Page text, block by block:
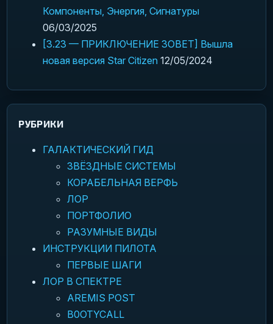
Компоненты, Энергия, Сигнатуры
06/03/2025
[3.23 — ПРИКЛЮЧЕНИЕ ЗОВЕТ] Вышла
новая версия Star Citizen 12/05/2024
РУБРИКИ
ГАЛАКТИЧЕСКИЙ ГИД
ЗВЁЗДНЫЕ СИСТЕМЫ
КОРАБЕЛЬНАЯ ВЕРФЬ
ЛОР
ПОРТФОЛИО
РАЗУМНЫЕ ВИДЫ
ИНСТРУКЦИИ ПИЛОТА
ПЕРВЫЕ ШАГИ
ЛОР В СПЕКТРЕ
AREMIS POST
B0OTYCALL